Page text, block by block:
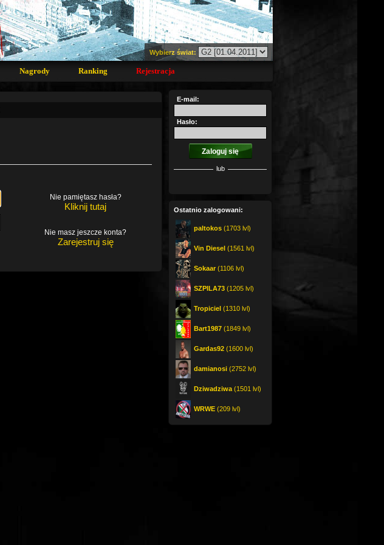
Wybierz świat:
Nagrody Ranking Rejestracja
Nie pamiętasz hasła?
Kliknij tutaj
Nie masz jeszcze konta?
Zarejestruj się
E-mail:
Hasło:
lub
Ostatnio zalogowani:
paltokos (1703 lvl)
Vin Diesel (1561 lvl)
Sokaar (1106 lvl)
SZPILA73 (1205 lvl)
Tropiciel (1310 lvl)
Bart1987 (1849 lvl)
Gardas92 (1600 lvl)
damianosi (2752 lvl)
Dziwadziwa (1501 lvl)
WRWE (209 lvl)